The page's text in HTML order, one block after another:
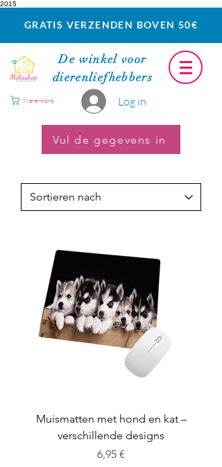
2015
GRATIS VERZENDEN BOVEN 50€
De winkel voor
dierenliefhebbers
Log in
Warenkorb
Vul de gegevens in
Muismatten met hond en kat –
verschillende designs
Preis
6,95 €